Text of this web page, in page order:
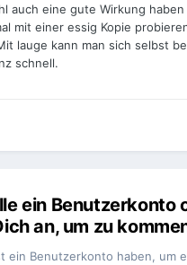
auch eine gute Wirkung haben
mit einer essig Kopie
lauge kann man sich selbst
schnell.
ein Benutzerkonto
an, um zu
ein Benutzerkonto haben, um